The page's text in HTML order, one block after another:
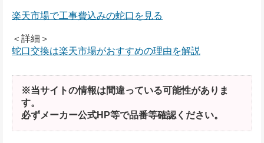
楽天市場で工事費込みの蛇口を見る
＜詳細＞
蛇口交換は楽天市場がおすすめの理由を解説
※当サイトの情報は間違っている可能性がありま
す。
必ずメーカー公式HP等で品番等確認ください。